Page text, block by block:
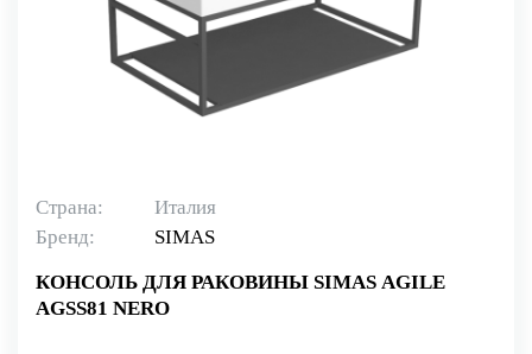
Страна:
Италия
Бренд:
SIMAS
КОНСОЛЬ ДЛЯ РАКОВИНЫ SIMAS AGILE
AGSS81 NERO